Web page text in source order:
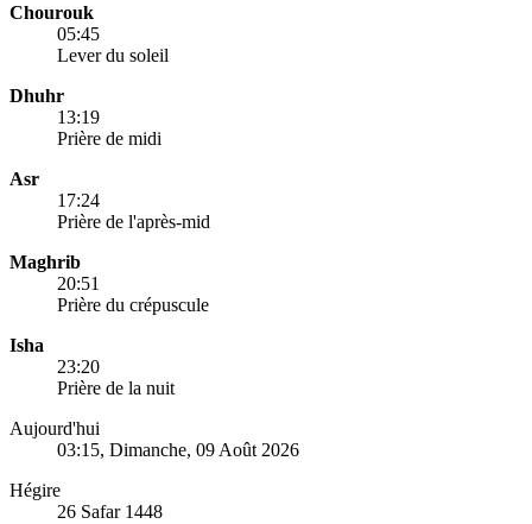
Chourouk
05:45
Lever du soleil
Dhuhr
13:19
Prière de midi
Asr
17:24
Prière de l'après-mid
Maghrib
20:51
Prière du crépuscule
Isha
23:20
Prière de la nuit
Aujourd'hui
03:15, Dimanche, 09 Août 2026
Hégire
26 Safar 1448